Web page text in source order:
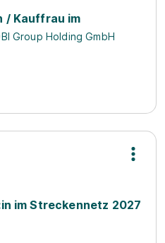
/ Kauffrau im
Group Holding GmbH
im Streckennetz 2027